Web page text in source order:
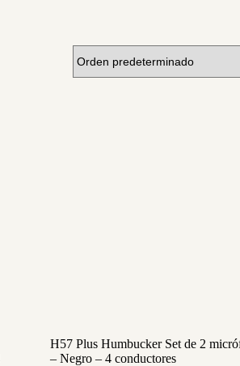
H57 Plus Humbucker Set de 2
– Negro – 4 conductores